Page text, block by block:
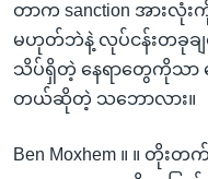
တာက sanction အားလုံး
မဟုတ်ဘဲနဲ့ လုပ်ငန်းတခုခ
သိပ်ရှိတဲ့ နေရာတွေကိုသာ ရွ
တယ်ဆိုတဲ့ သဘောလား။
Ben Moxhem ။ ။